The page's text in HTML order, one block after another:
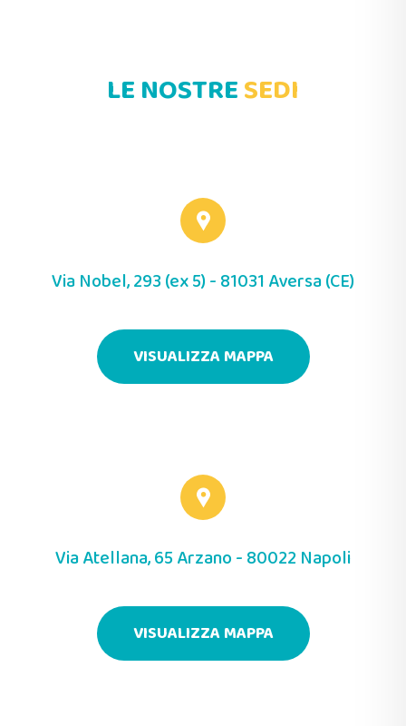
LE NOSTRESEDI
Via Nobel, 293 (ex 5) - 81031 Aversa (CE)
VISUALIZZA MAPPA
Via Atellana, 65 Arzano - 80022 Napoli
VISUALIZZA MAPPA